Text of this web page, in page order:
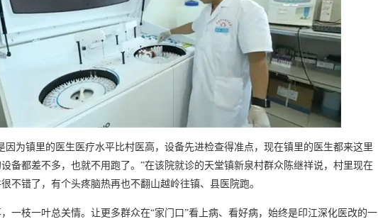
因为镇里的医生医疗水平比村医高，设备先进检查得准点，现在镇里的医生都来这里
设备都差不多，也就不用跑了。”在该院就诊的天堂镇新泉村群众陈继祥说，村里现在
不错了，有个头疼脑热再也不翻山越岭往镇、县医院跑。
一枝一叶总关情。让更多群众在“家门口”看上病、看好病，始终是印江深化医改的一